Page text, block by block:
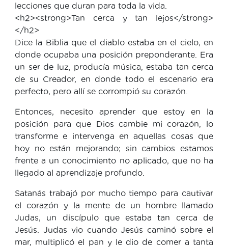
lecciones que duran para toda la vida.
<h2><strong>Tan cerca y tan lejos</strong>
</h2>
Dice la Biblia que el diablo estaba en el cielo, en
donde ocupaba una posición preponderante. Era
un ser de luz, producía música, estaba tan cerca
de su Creador, en donde todo el escenario era
perfecto, pero allí se corrompió su corazón.
Entonces, necesito aprender que estoy en la
posición para que Dios cambie mi corazón, lo
transforme e intervenga en aquellas cosas que
hoy no están mejorando; sin cambios estamos
frente a un conocimiento no aplicado, que no ha
llegado al aprendizaje profundo.
Satanás trabajó por mucho tiempo para cautivar
el corazón y la mente de un hombre llamado
Judas, un discípulo que estaba tan cerca de
Jesús. Judas vio cuando Jesús caminó sobre el
mar, multiplicó el pan y le dio de comer a tanta